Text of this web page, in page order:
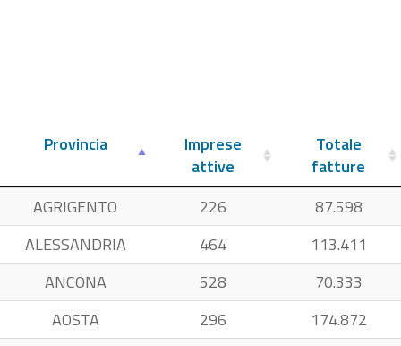
Provincia
Imprese
attive
Totale
fatture
AGRIGENTO
226
87.598
ALESSANDRIA
464
113.411
ANCONA
528
70.333
AOSTA
296
174.872